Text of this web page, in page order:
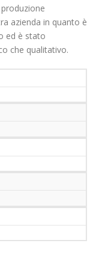
azienda in quanto è
ed è stato
che qualitativo.